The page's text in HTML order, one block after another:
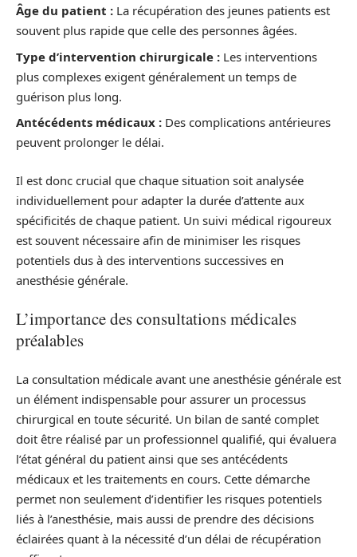
Âge du patient : La récupération des jeunes patients est
souvent plus rapide que celle des personnes âgées.
Type d’intervention chirurgicale : Les interventions
plus complexes exigent généralement un temps de
guérison plus long.
Antécédents médicaux : Des complications antérieures
peuvent prolonger le délai.
Il est donc crucial que chaque situation soit analysée
individuellement pour adapter la durée d’attente aux
spécificités de chaque patient. Un suivi médical rigoureux
est souvent nécessaire afin de minimiser les risques
potentiels dus à des interventions successives en
anesthésie générale.
L’importance des consultations médicales
préalables
La consultation médicale avant une anesthésie générale est
un élément indispensable pour assurer un processus
chirurgical en toute sécurité. Un bilan de santé complet
doit être réalisé par un professionnel qualifié, qui évaluera
l’état général du patient ainsi que ses antécédents
médicaux et les traitements en cours. Cette démarche
permet non seulement d’identifier les risques potentiels
liés à l’anesthésie, mais aussi de prendre des décisions
éclairées quant à la nécessité d’un délai de récupération